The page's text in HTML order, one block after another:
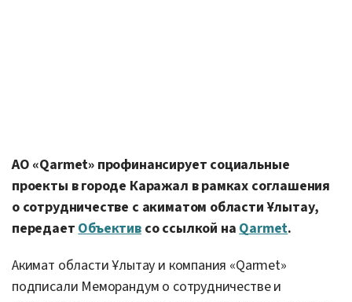
АО «Qarmet» профинансирует социальные
проекты в городе Каражал в рамках соглашения
о сотрудничестве с акиматом области Ұлытау,
передает Объективсо ссылкой на Qarmet.
Акимат области Ұлытау и компания «Qarmet»
подписали Меморандум о сотрудничестве и